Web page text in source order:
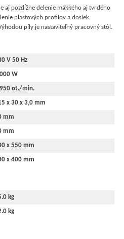
aj pozdĺžne delenie mäkkého aj tvrdého
plastových profilov a dosiek.
píly je nastaviteľný pracovný stôl.
V 50 Hz
W
ot./min.
x 30 x 3,0 mm
mm
mm
x 550 mm
x 400 mm
kg
kg